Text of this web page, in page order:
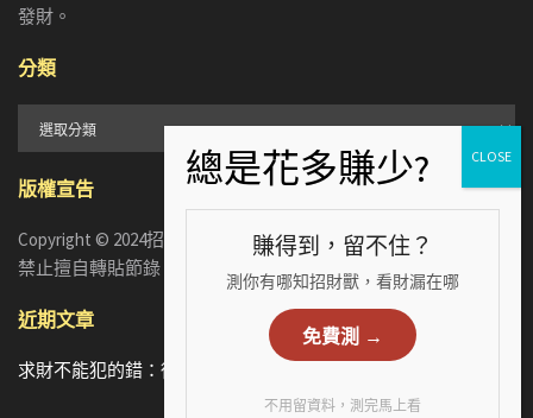
發財。
分類
版權宣告
Copyright © 2024招財張國華. ALL RIGHTS RESERVED. 版權所有，
禁止擅自轉貼節錄
近期文章
求財不能犯的錯：從5個手相財運特徵，看懂你漏財的真正原因
賺得到，留不住？
測你有哪知招財獸，看財漏在哪
免費測 →
不用留資料，測完馬上看